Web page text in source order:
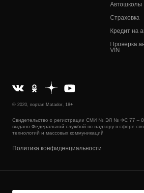
Автошколы
Страховка
Кредит на
Проверка
VIN
© 2020, портал Matador, 18+
Свидетельство о регистрации СМИ № ЭЛ № ФС 77 –
выдано Федеральной службой по надзору в сфере
технологий и массовых коммуникаций
Политика конфиденциальности